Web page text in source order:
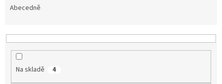
p
Abecedně
Na skladě 4